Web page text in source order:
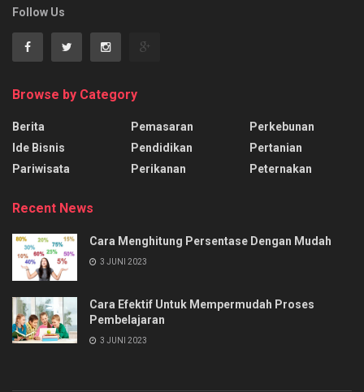
Follow Us
Browse by Category
Berita
Ide Bisnis
Pariwisata
Pemasaran
Pendidikan
Perikanan
Perkebunan
Pertanian
Peternakan
Recent News
Cara Menghitung Persentase Dengan Mudah
3 JUNI 2023
Cara Efektif Untuk Mempermudah Proses
Pembelajaran
3 JUNI 2023